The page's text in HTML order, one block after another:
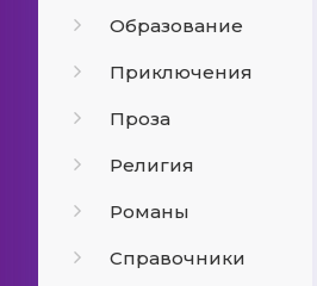
Образование
Приключения
Проза
Религия
Романы
Справочники